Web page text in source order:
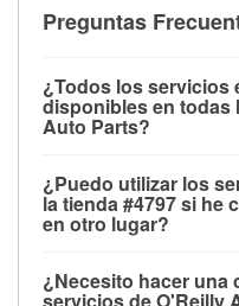
Preguntas
¿Todos los servicios
disponibles en todas
Auto Parts?
las pruebas de batería,
motor de arranque,
con O'Reilly
limpiaparabrisas o
todas las tiendas
¿Puedo utilizar los
la tienda #4797 si he
en otro lugar?
de O'Reilly Auto Parts
¿Necesito hacer una